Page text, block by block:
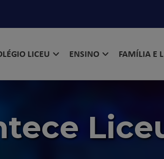
LICEU ENSINO FAMÍLIA E